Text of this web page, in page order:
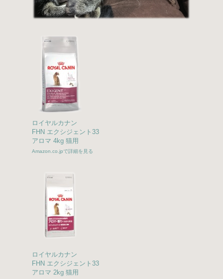
ロイヤルカナン
FHN エクシジェント33
アロマ 4kg 猫用
Amazon.co.jpで詳細を見る
ロイヤルカナン
FHN エクシジェント33
アロマ 2kg 猫用